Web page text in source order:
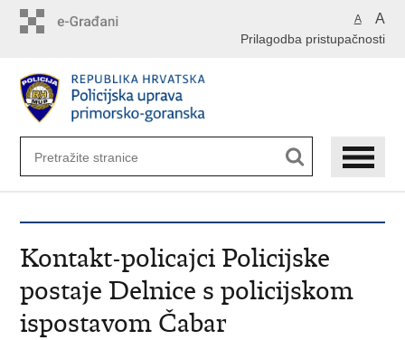
A A
Prilagodba pristupačnosti
Kontakt-policajci Policijske
postaje Delnice s policijskom
ispostavom Čabar